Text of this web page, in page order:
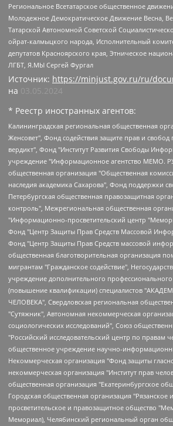
Региональное Всетатарское общественное
Молодежное Демократическое Движение Весна,
Татарской Автономной Советской
ойрат-калмыцкого народа, Исполнительный
депутатов Красноярского края, Этническое
ЛГБТ, Я.МЫ Сергей Фургал
Источник: https://minjust.gov.ru/ru/
на 03.05.2024
* Реестр иностранных агентов:
Калининградская региональная общественная организация "Экозащита!-Женсовет", Фонд содействия защите прав и свобод граждан "Общественный вердикт", Фонд "Институт Развития Свободы Информации", Частное учреждение "Информационное агентство МЕМО. РУ", Региональная общественная организация "Общественная комиссия по сохранению наследия академика Сахарова", Фонд поддержки свободы прессы, Санкт-Петербургская общественная правозащитная организация "Гражданский контроль", Межрегиональная общественная организация "Информационно-просветительский центр "Мемориал", Региональный Фонд "Центр Защиты Прав Средств Массовой Информации", с 05.12.2023 Фонд "Центр Защиты Прав Средств массовой информации", Региональная общественная благотворительная организация помощи беженцам и мигрантам "Гражданское содействие", Негосударственное образовательное учреждение дополнительного профессионального образования (повышение квалификации) специалистов "АКАДЕМИЯ ПО ПРАВАМ ЧЕЛОВЕКА", Свердловская региональная общественная организация "Сутяжник", Автономная некоммерческая организация "Центр независимых социологических исследований", Союз общественных объединений "Российский исследовательский центр по правам человека", Региональное общественное учреждение научно-информационный центр "МЕМОРИАЛ", Некоммерческая организация "Фонд защиты гласности", Автономная некоммерческая организация "Институт прав человека", Городская общественная организация "Екатеринбургское общество "МЕМОРИАЛ", Городская общественная организация "Рязанское историко-просветительское и правозащитное общество "Мемориал" (Рязанский Мемориал), Челябинский региональный орган общественной самодеятельности – женское общественное объединение "Женщины Евразии", Челябинский региональный орган общественной самодеятельности "Уральская правозащитная группа", Фонд содействия защите здоровья и социальной справедливости имени Андрея Рылькова, Автономная Некоммерческая Организация "Аналитический Центр Юрия Левады", Автономная некоммерческая организация социальной поддержки населения "Проект Апрель", Региональная общественная организация помощи женщинам и детям, находящимся в кризисной ситуации "Информационно-методический центр "Анна", Фонд содействия развитию массовых коммуникаций и правовому просвещению "Так-так-Так", Фонд содействия устойчивому развитию "Серебряная тайга", Свердловский региональный общественный фонд социальных проектов "Новое время", "Idel.Реалии", Кавказ.Реалии, Крым.Реалии, Телеканал Настоящее Время, Татаро-башкирская служба Радио Свобода (Azatliq Radiosi), Радио Свободная Европа/Радио Свобода (PCE/PC), "Сибирь.Реалии", "Фактограф", Благотворительный фонд помощи осужденным и их семьям, Автономная некоммерческая организация "Институт глобализации и социальных движений", Фонд "В защиту прав заключенных", Частное учреждение "Центр поддержки и содействия развитию средств массовой информации", Пензенский региональный общественный благотворительный фонд "Гражданский союз", "Север.Реалии", Некоммерческая организация Фонд "Правовая инициатива", Общество с ограниченной ответственностью "Радио Свободная Европа/Радио Свобода", Чешское информационное агентство "MEDIUM-ORIENT", Красноярская региональная общественная организация "Мы против СПИДа", Камалягин Денис Николаевич, Маркелов Сергей Евгеньевич, Пономарев Лев Александрович, Савицкая Людмила Алексеевна, Автономная некоммерческая организация "Центр по работе с проблемой насилия "НАСИЛИЮ.НЕТ", Межрегиональный профессиональный союз работников здравоохранения "Альянс врачей", Юридическое лицо, зарегистрированное в Латвийской Республике, SIA "Medusa Project" (регистрационный номер 40103797863, дата регистрации 10.06.2014), Некоммерческая организация "Фонд по борьбе с коррупцией", Автономная некоммерческая организация "Институт права и публичной политики", Баданин Роман Сергеевич, Гликин Максим Александрович, Железнова Мария Михайловна, Лукьянова Юлия Сергеевна, Маетная Елизавета Витальевна, Маняхин Петр Борисович, Чуракова Ольга Владимировна, Ярош Юлия Петровна, Юридическое лицо "The Insider SIA", зарегистрированное в Риге, Латвийская Республика (дата регистрации 26.06.2015), являющееся администратором доменного имени интернет-издания "The Insider SIA", https://theins.ru, Постернак Алексей Евгеньевич, Рубин Михаил Аркадьевич, Анин Роман Александрович, Юридическое лицо Istories fonds, зарегистрированное в Латвийской Республике (регистрационный номер 50008295751, дата регистрации 24.02.2020), Великовский Дмитрий Александрович, Долинина Ирина Николаевна, Мароховская Алеся Алексеевна, Шлейнов Роман Юрьевич, Шмагун Олеся Валентиновна, Общество с ограниченной ответственностью "Альтаир 2021", Общество с ограниченной ответственностью "Вега 2021", Общество с ограниченной ответственностью "Главный редактор 2021", Общество с ограниченной ответственностью "Ромашки монолит", Важенков Артем Валерьевич, Ивановская областная общественная организация "Центр гендерных исследований", Гурман Юрий Альбертович, Медиапроект "ОВД-Инфо", Егоров Владимир Владимирович, Жилинский Владимир Александрович, Общество с ограниченной ответственностью "ЗП", Иванова София Юрьевна, Карезина Инна Павловна, Кильтау Екатерина Викторовна, Петров Алексей Викторович, Пискунов Сергей Евгеньевич, Смирнов Сергей Сергеевич, Тихонов Михаил Сергеевич, Общество с ограниченной ответственностью "ЖУРНАЛИСТ-ИНОСТРАННЫЙ АГЕНТ", Арапова Галина Юрьевна, Вольтская Татьяна Анатольевна, Американская компания "Mason G.E.S. Anonymous Foundation" (США), являющаяся владельцем интернет-издания https://mnews.world/, Компания "Stichting Bellingcat", зарегистрированная в Нидерландах (дата регистрации 11.07.2018), Захаров Андрей Вячеславович, Клепиковская Екатерина Дмитриевна, Общество с ограниченной ответственностью "МЕМО", Перл Роман Александрович, Симонов Евгений Алексеевич, Соловьева Елена Анатольевна, Сотников Даниил Владимирович, Сурначева Елизавета Дмитриевна, Автономная некоммерческая организация по защите прав человека и информированию населения "Якутия – Наше Мнение", Общество с ограниченной ответственностью "Москоу диджитал медиа", с 26.01.2023 Общество с ограниченной ответственностью "Чайка Белые сады", Ветошкина Валерия Валерьевна, Заговора Максим Александрович, Межрегиональное общественное движение "Российская ЛГБТ - сеть", Оленичев Максим Владимирович, Павлов Иван Юрьевич, Скворцова Елена Сергеевна, Общество с ограниченной ответственностью "Как бы инагент", Кочетков Игорь Викторович, Общество с ограниченной ответственностью "Честные выборы", Еланчик Олег Александрович, Общество с ограниченной ответственностью "Нобелевский призыв", Гималова Регина Эмилевна, Григорьев Андрей Валерьевич, Григорьева Алина Александровна, Ассоциация по содействию защите прав призывников, альтернативнослужащих и военнослужащих "Правозащитная группа "Гражданин.Армия.Право", Хисамова Регина Фаритовна, Автономная некоммерческая организация по реализации социально-правовых